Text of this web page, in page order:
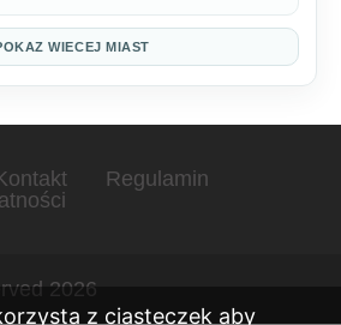
WIECEJ MIAST
Regulamin
2026
z ciasteczek aby